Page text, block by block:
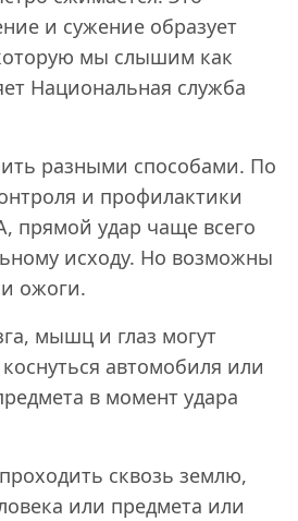
и сужение образует
мы слышим как
Национальная служба
разными способами. По
и профилактики
прямой удар чаще всего
исходу. Но возможны
ожоги.
мышц и глаз могут
автомобиля или
в момент удара
сквозь землю,
или предмета или